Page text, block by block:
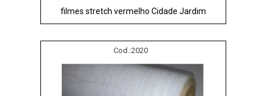
filmes stretch vermelho Cidade Jardim
Cod.:2020